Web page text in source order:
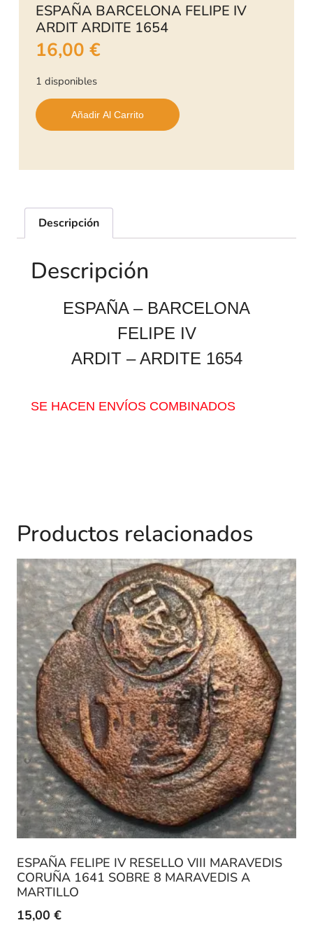
ESPAÑA BARCELONA FELIPE IV
ARDIT ARDITE 1654
16,00 €
1 disponibles
Añadir Al Carrito
Descripción
Descripción
ESPAÑA – BARCELONA
FELIPE IV
ARDIT – ARDITE 1654
SE HACEN ENVÍOS COMBINADOS
Productos relacionados
ESPAÑA FELIPE IV RESELLO VIII MARAVEDIS
CORUÑA 1641 SOBRE 8 MARAVEDIS A
MARTILLO
15,00 €